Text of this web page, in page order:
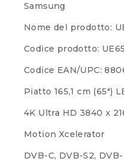
Samsung
Nome del prodotto:
Codice prodotto:
Codice EAN/UPC:
Piatto 165,1 cm (65″)
4K Ultra HD 3840 x
Motion Xcelerator
DVB-C, DVB-S2,